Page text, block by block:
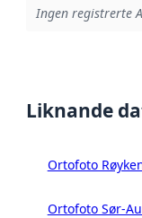
Ingen registrerte
Liknande
Ortofoto
Ortofoto Sør-